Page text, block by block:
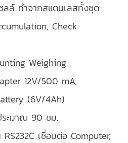
ลล์ ทำจากสแตนเลสทั้งชุด
Check
Weighing
12V/500 mA,
(6V/4Ah)
ระมาณ 90 ชม.
เชื่อมต่อ Computer,